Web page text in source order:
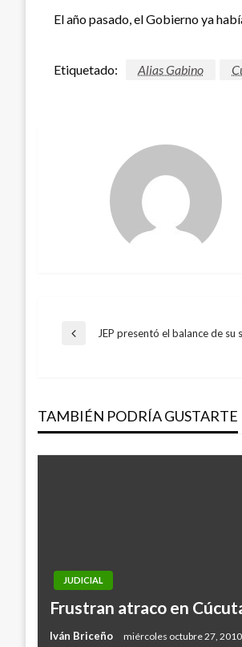
El año pasado, el Gobierno ya
Etiquetado: Alias Gabino
Navegación
entradas
Entrada
JEP presentó el balance de su
TAMBIÉN PODRÍA GUSTARTE
JUDICIAL
Frustran atraco en
Iván Briceño miércoles octubre 27, 2010